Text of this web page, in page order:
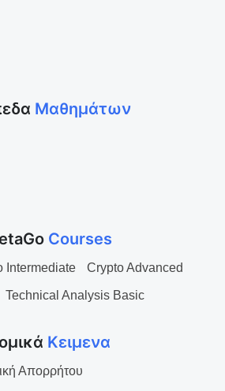
Μαθημάτων
Courses
Intermediate Crypto Advanced
Technical Analysis Basic
Κειμενα
Απορρήτου